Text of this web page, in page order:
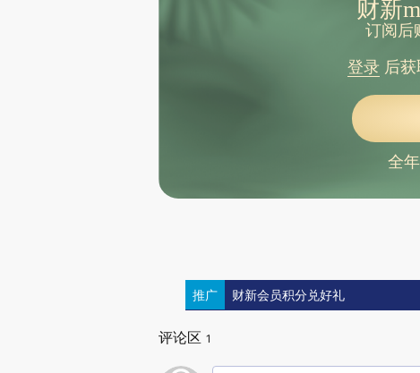
财新
订阅后
登录后获
全
推广 财新会员积分兑好礼
评论区 1